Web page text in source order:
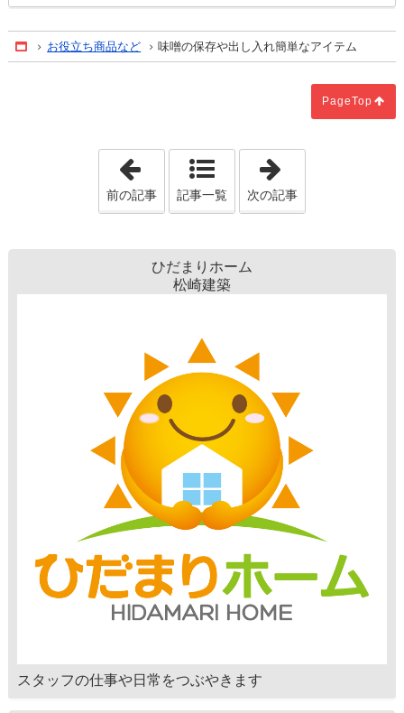
Home
お役立ち商品など 味噌の保存や出し入れ簡単なアイテム
PageTop
「隣の庭木が越境してきた場合」
前の記事 記事一覧 次の記事
ひだまりホーム
松崎建築
スタッフの仕事や日常をつぶやきます